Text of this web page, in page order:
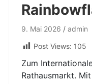
9. Mai 2026
admin
Post Views: 105
Zum
Rathausmarkt.